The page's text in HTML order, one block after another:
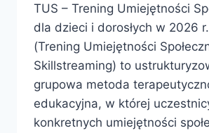
TUS – Trening Umiejętności
dla dzieci i dorosłych w 2026
(Trening Umiejętności
Skillstreaming) to
grupowa metoda
edukacyjna, w której
konkretnych umiejętności